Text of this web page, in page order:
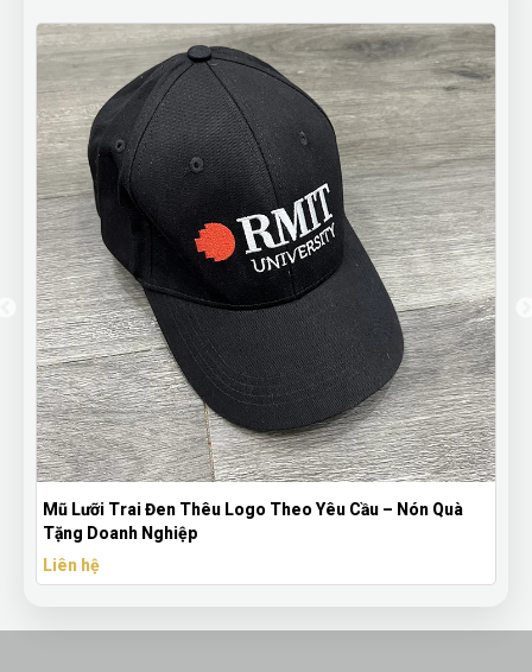
Mũ Lưỡi Trai Đen Thêu Logo Theo Yêu Cầu – Nón Quà
Tặng Doanh Nghiệp
Liên hệ